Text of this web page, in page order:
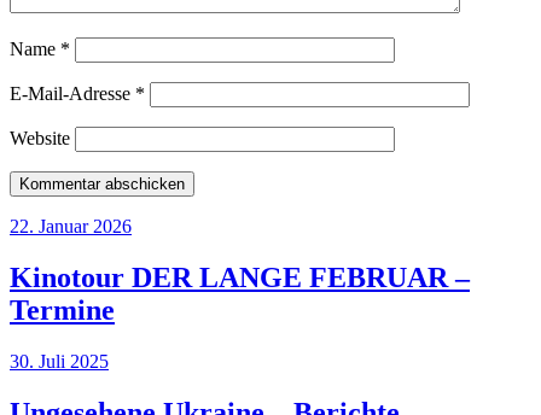
Name *
E-Mail-Adresse *
Website
22. Januar 2026
Kinotour DER LANGE FEBRUAR –
Termine
30. Juli 2025